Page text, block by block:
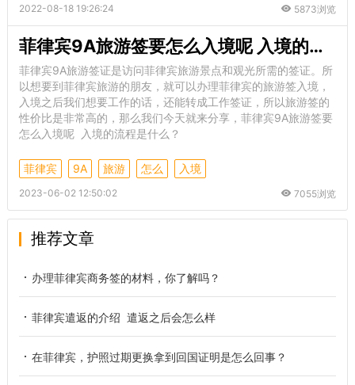
2022-08-18 19:26:24 5873浏览
菲律宾9A旅游签要怎么入境呢 入境的流程是什么
菲律宾9A旅游签证是访问菲律宾旅游景点和观光所需的签证。所
以想要到菲律宾旅游的朋友，就可以办理菲律宾的旅游签入境，
入境之后我们想要工作的话，还能转成工作签证，所以旅游签的
性价比是非常高的，那么我们今天就来分享，菲律宾9A旅游签要
怎么入境呢 入境的流程是什么？
菲律宾 9A 旅游 怎么 入境
2023-06-02 12:50:02 7055浏览
推荐文章
办理菲律宾商务签的材料，你了解吗？
菲律宾遣返的介绍 遣返之后会怎么样
在菲律宾，护照过期更换拿到回国证明是怎么回事？